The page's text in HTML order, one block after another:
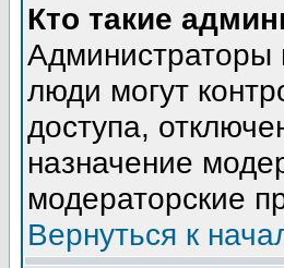
Кто такие
люди могут
доступа,
назначение
модераторские
Вернуться к